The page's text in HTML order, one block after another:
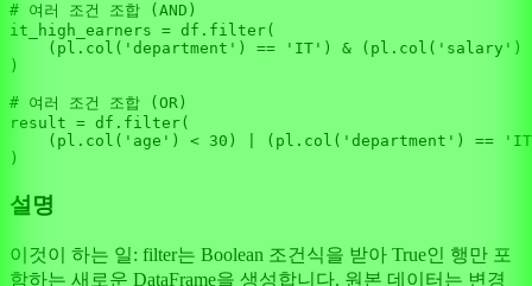
# 여러 조건 조합 (AND)
it_high_earners = df. filter(
    (pl.col(
'department' ) == 'IT' ) & (pl.col( 'salary' )
)
# 여러 조건 조합 (OR)
result = df. filter(
    (pl.col(
'age' ) < 30 ) | (pl.col( 'department' ) ==
설명
이것이 하는 일: filter는 Boolean 조건식을 받아 True인 행만 포
함하는 새로운 DataFrame을 생성합니다. 원본 데이터는 변경